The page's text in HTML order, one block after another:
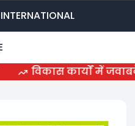
INTERNATIONAL
कार्यों में जवाबदेही और